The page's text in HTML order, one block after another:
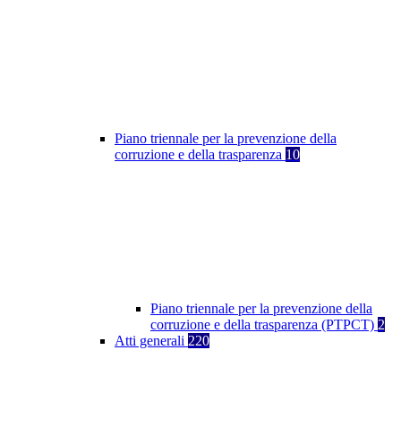
Piano triennale per la prevenzione della
corruzione e della trasparenza 10
Piano triennale per la prevenzione della
corruzione e della trasparenza (PTPCT) 2
Atti generali 220